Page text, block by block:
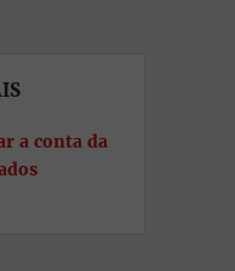
a conta da